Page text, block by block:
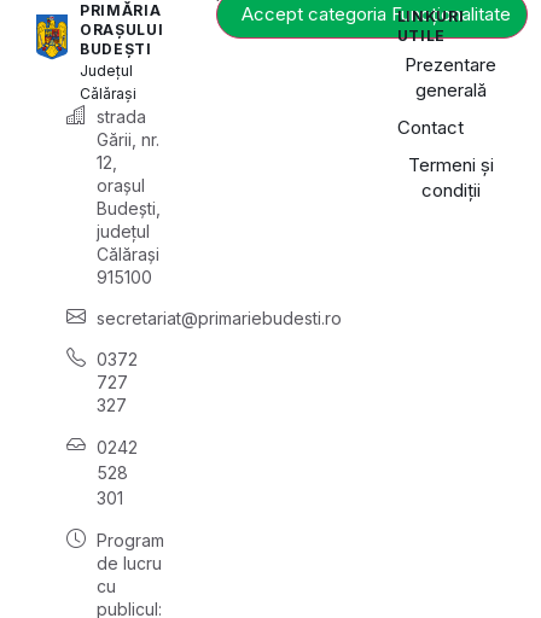
PRIMĂRIA
ORAȘULUI
BUDEȘTI
Județul
Călărași
strada
Gării, nr.
12,
orașul
Budești,
județul
Călărași
915100
secretariat@primariebudesti.ro
0372
727
327
0242
528
301
Program
de lucru
cu
publicul:
Accept categoria Funcționalitate
LINKURI
UTILE
Prezentare
generală
Contact
Termeni și
condiții